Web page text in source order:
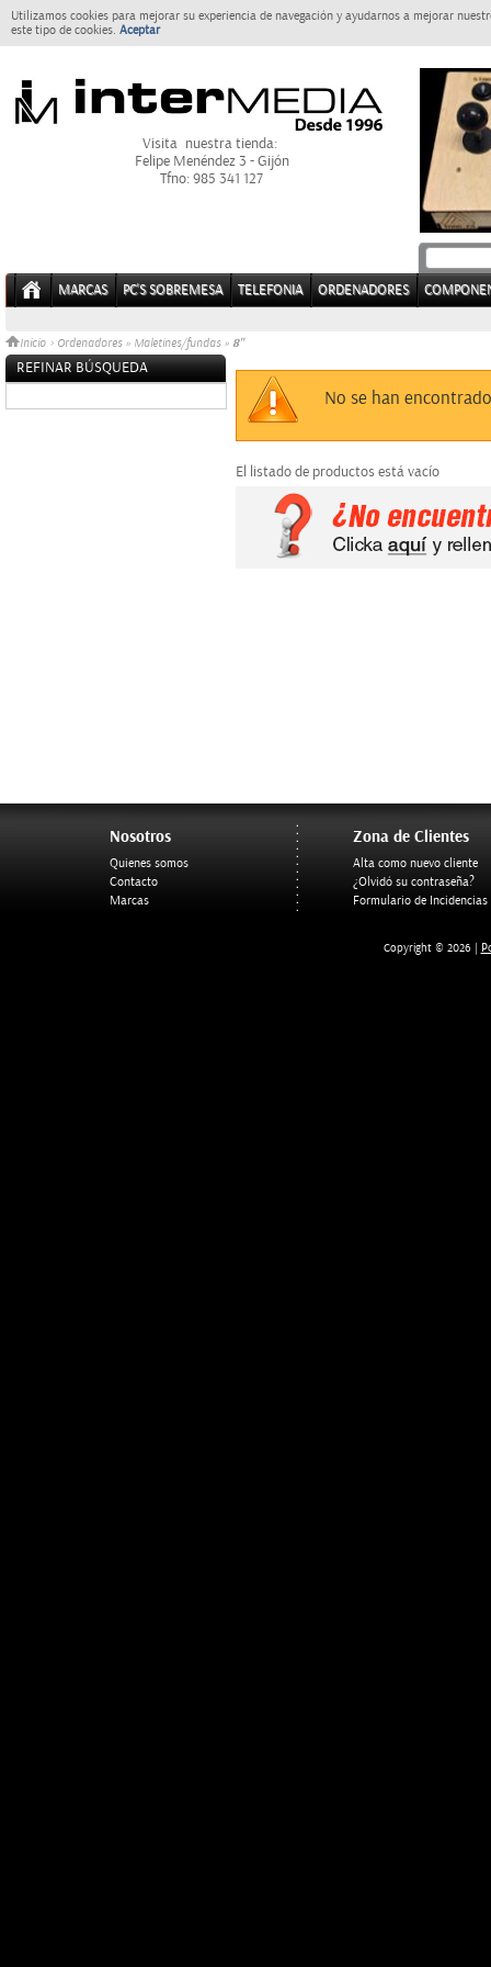
Utilizamos cookies para mejorar su experiencia de navegación y ayudarnos a mejorar
este tipo de cookies. Aceptar
Visita nuestra tienda:
Felipe Menéndez 3 - Gijón
Tfno: 985 341 127
MARCAS PC'S SOBREMESA TELEFONIA ORDENADORES
Inicio > Ordenadores » Maletines/fundas » 8"
REFINAR BÚSQUEDA
No se han
El listado de productos está vacío
Nosotros
Quienes somos
Contacto
Marcas
Zona de Clientes
Alta como nuevo cliente
¿Olvidó su contraseña?
Formulario de Incidencias
Copyright © 2026 |